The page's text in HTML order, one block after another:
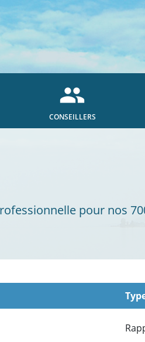
people
CONSEILLERS
pour nos